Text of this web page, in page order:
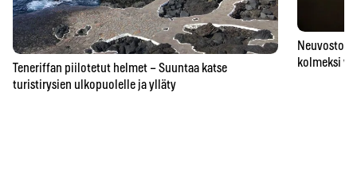
Teneriffan piilotetut helmet – Suuntaa katse
turistirysien ulkopuolelle ja ylläty
kolmeksi